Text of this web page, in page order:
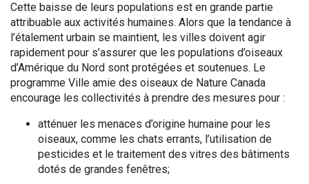
Cette baisse de leurs populations est en grande partie
attribuable aux activités humaines. Alors que la tendance à
l’étalement urbain se maintient, les villes doivent agir
rapidement pour s’assurer que les populations d’oiseaux
d’Amérique du Nord sont protégées et soutenues. Le
programme Ville amie des oiseaux de Nature Canada
encourage les collectivités à prendre des mesures pour :
atténuer les menaces d’origine humaine pour les
oiseaux, comme les chats errants, l’utilisation de
pesticides et le traitement des vitres des bâtiments
dotés de grandes fenêtres;